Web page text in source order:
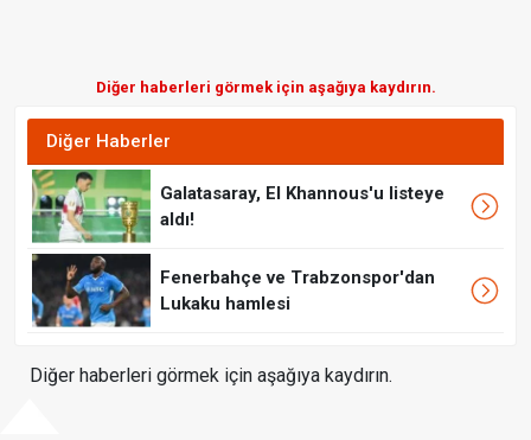
Diğer haberleri görmek için aşağıya kaydırın.
Diğer Haberler
Galatasaray, El Khannous'u listeye
aldı!
Fenerbahçe ve Trabzonspor'dan
Lukaku hamlesi
Diğer haberleri görmek için aşağıya kaydırın.